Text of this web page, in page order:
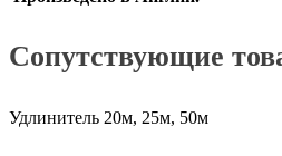
Сопутствующие
Удлинитель 20м, 25м, 50м